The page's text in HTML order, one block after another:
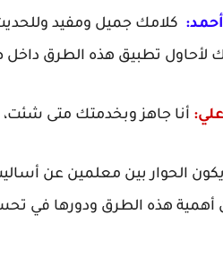
كلامك جميل ومفيد
لأحاول تطبيق هذه الطرق داخل
أنا جاهز وبخدمتك متى شئت،
الحوار بين معلمين عن
أهمية هذه الطرق ودورها في